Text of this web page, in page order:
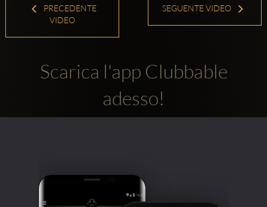
PRECEDENTE
VIDEO
SEGUENTE VIDEO
Scarica l'app Clubbable
adesso!